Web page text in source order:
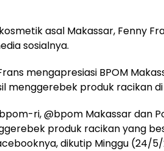
asal Makassar, Fenny
sosialnya.
mengapresiasi BPOM
menggerebek produk racikan di
ri, @bpom Makassar dan
produk racikan yang
dikutip Minggu (24/